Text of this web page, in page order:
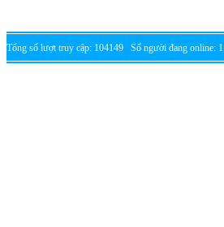
Tổng số lượt truy cập: 104149 Số người đang online: 1